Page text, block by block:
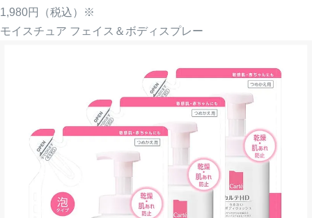
1,980円
（税込）※
モイスチュア フェイス＆ボディスプレー